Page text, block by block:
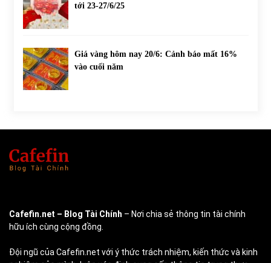
tới 23-27/6/25
Giá vàng hôm nay 20/6: Cảnh báo mất 16%
vào cuối năm
Cafefin.net – Blog Tài Chính – Nơi chia sẻ thông tin tài chính
hữu ích cùng cộng đồng.
Đội ngũ của Cafefin.net với ý thức trách nhiệm, kiến thức và kinh